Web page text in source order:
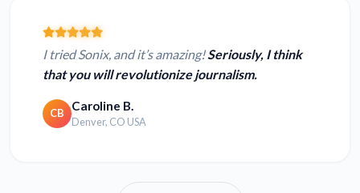
I tried Sonix, and it’s amazing!Seriously, I think
that you will revolutionize journalism.
CB Caroline B.
Denver, CO USA